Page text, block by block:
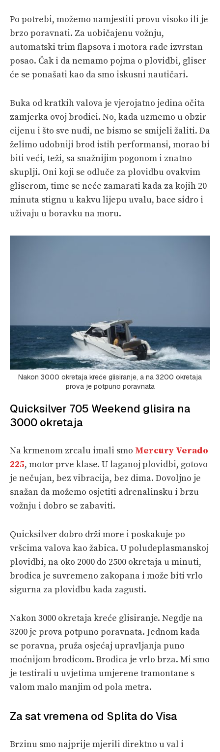
Po potrebi, možemo namjestiti provu visoko ili je
brzo poravnati. Za uobičajenu vožnju,
automatski trim flapsova i motora rade izvrstan
posao. Čak i da nemamo pojma o plovidbi, gliser
će se ponašati kao da smo iskusni nautičari.
Buka od kratkih valova je vjerojatno jedina očita
zamjerka ovoj brodici. No, kada uzmemo u obzir
cijenu i što sve nudi, ne bismo se smijeli žaliti. Da
želimo udobniji brod istih performansi, morao bi
biti veći, teži, sa snažnijim pogonom i znatno
skuplji. Oni koji se odluče za plovidbu ovakvim
gliserom, time se neće zamarati kada za kojih 20
minuta stignu u kakvu lijepu uvalu, bace sidro i
uživaju u boravku na moru.
Nakon 3000 okretaja kreće glisiranje, a na 3200 okretaja
prova je potpuno poravnata
Quicksilver 705 Weekend glisira na
3000 okretaja
Na krmenom zrcalu imali smo Mercury Verado
225, motor prve klase. U laganoj plovidbi, gotovo
je nečujan, bez vibracija, bez dima. Dovoljno je
snažan da možemo osjetiti adrenalinsku i brzu
vožnju i dobro se zabaviti.
Quicksilver dobro drži more i poskakuje po
vršcima valova kao žabica. U poludeplasmanskoj
plovidbi, na oko 2000 do 2500 okretaja u minuti,
brodica je suvremeno zakopana i može biti vrlo
sigurna za plovidbu kada zagusti.
Nakon 3000 okretaja kreće glisiranje. Negdje na
3200 je prova potpuno poravnata. Jednom kada
se poravna, pruža osjećaj upravljanja puno
moćnijom brodicom. Brodica je vrlo brza. Mi smo
je testirali u uvjetima umjerene tramontane s
valom malo manjim od pola metra.
Za sat vremena od Splita do Visa
Brzinu smo najprije mjerili direktno u val i